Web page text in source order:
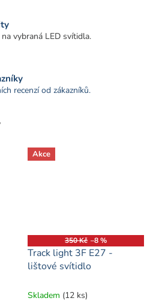
vybraná LED svítidla.
recenzí od zákazníků.
Akce
350 Kč –8 %
Track light 3F E27 -
lištové svítidlo
Skladem (12 ks)